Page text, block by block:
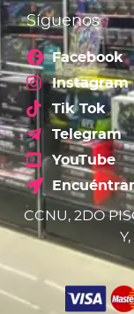
Síguenos
Facebook
Instagram
Tik Tok
Telegram
YouTube
CCNU, 2DO